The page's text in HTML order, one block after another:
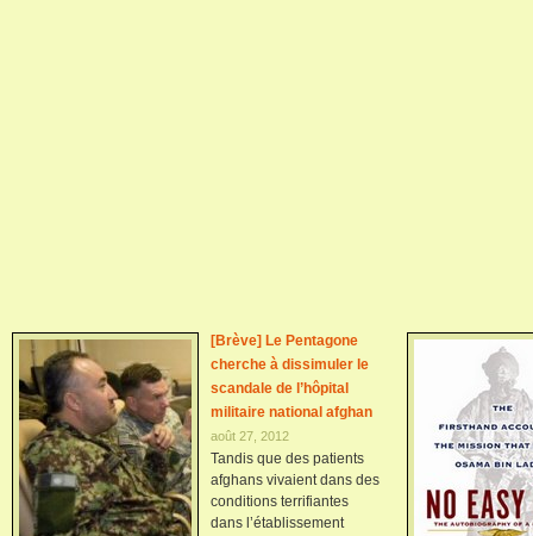
[Brève] Le Pentagone
cherche à dissimuler le
scandale de l’hôpital
militaire national afghan
août 27, 2012
Tandis que des patients
afghans vivaient dans des
conditions terrifiantes
dans l’établissement